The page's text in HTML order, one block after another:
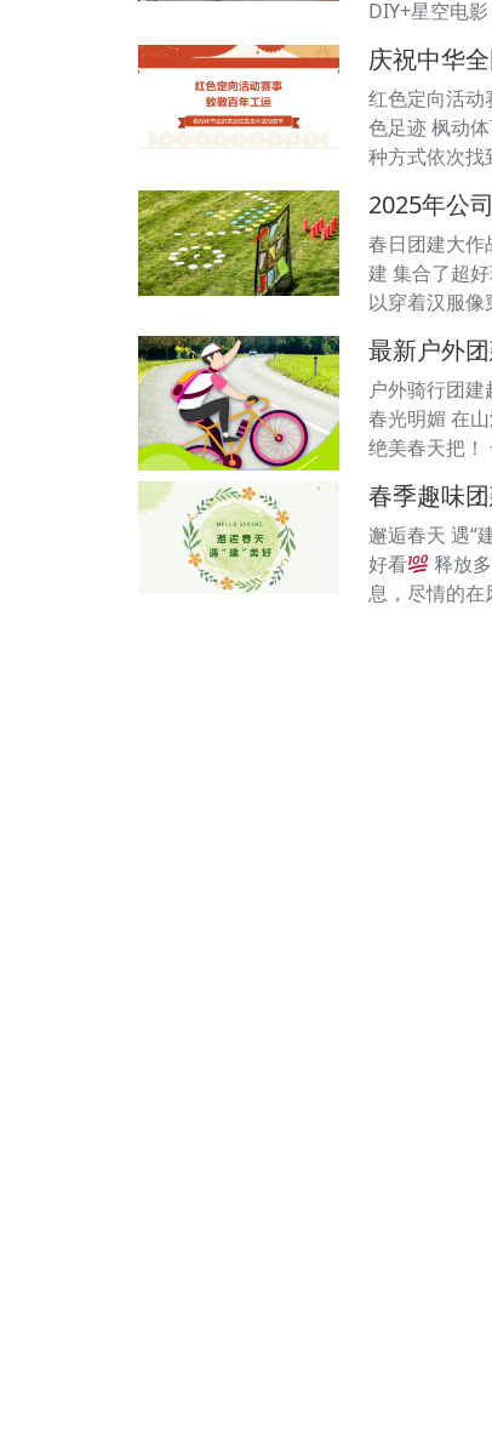
DIY+星空电
庆祝中华
红色定向活动
色足迹 枫动
种方式依次
2025年公
春日团建大作
建 集合了超
以穿着汉服
最新户外
户外骑行团
春光明媚 在
绝美春天把
春季趣味
邂逅春天 遇“
好看
释放
息，尽情的在